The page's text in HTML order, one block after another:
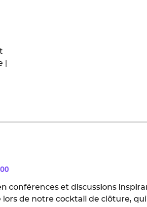
|
conférences et discussions
de notre cocktail de clôture,